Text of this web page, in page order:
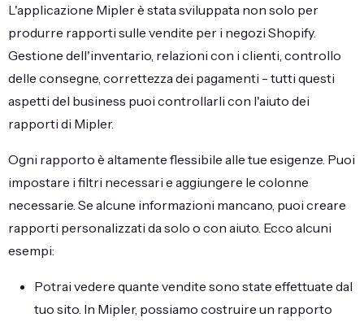
L'applicazione Mipler è stata sviluppata non solo per
produrre rapporti sulle vendite per i negozi Shopify.
Gestione dell'inventario, relazioni con i clienti, controllo
delle consegne, correttezza dei pagamenti - tutti questi
aspetti del business puoi controllarli con l'aiuto dei
rapporti di Mipler.
Ogni rapporto è altamente flessibile alle tue esigenze. Puoi
impostare i filtri necessari e aggiungere le colonne
necessarie. Se alcune informazioni mancano, puoi creare
rapporti personalizzati da solo o con aiuto. Ecco alcuni
esempi:
Potrai vedere quante vendite sono state effettuate dal
tuo sito. In Mipler, possiamo costruire un rapporto